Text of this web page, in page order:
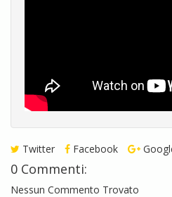
Twitter Facebook
0 Commenti:
Nessun Commento Trovato